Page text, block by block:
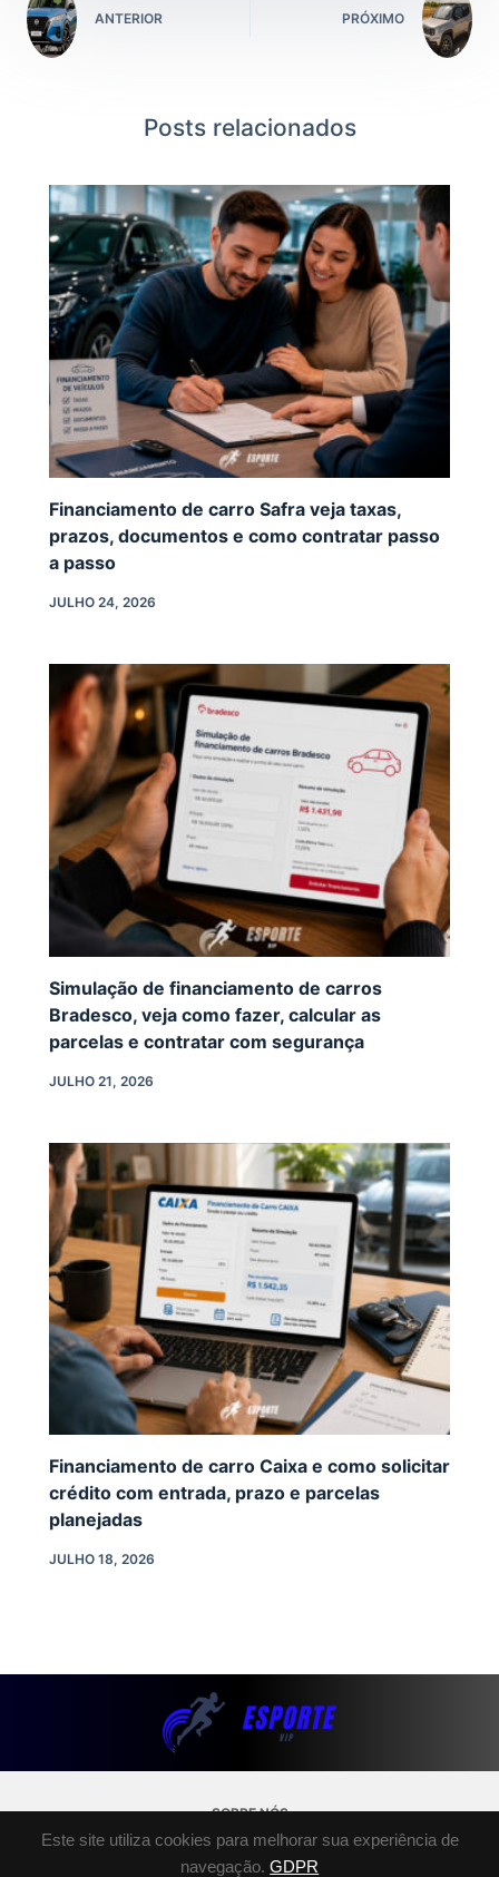
Este site utiliza cookies para melhorar sua experiência de
navegação. GDPR
ANTERIOR PRÓXIMO
Posts relacionados
Financiamento de carro Safra veja taxas,
prazos, documentos e como contratar passo
a passo
JULHO 24, 2026
Simulação de financiamento de carros
Bradesco, veja como fazer, calcular as
parcelas e contratar com segurança
JULHO 21, 2026
Financiamento de carro Caixa e como solicitar
crédito com entrada, prazo e parcelas
planejadas
JULHO 18, 2026
SOBRE NÓS
POLÍTICA DE PRIVACIDADE
TERMOS E CONDIÇÕES